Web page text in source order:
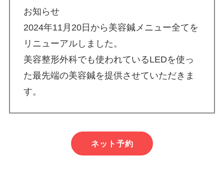
お知らせ
2024年11月20日から美容鍼メニュー全てを
リニューアルしました。
美容整形外科でも使われているLEDを使っ
た最先端の美容鍼を提供させていただきま
す。
ネット予約